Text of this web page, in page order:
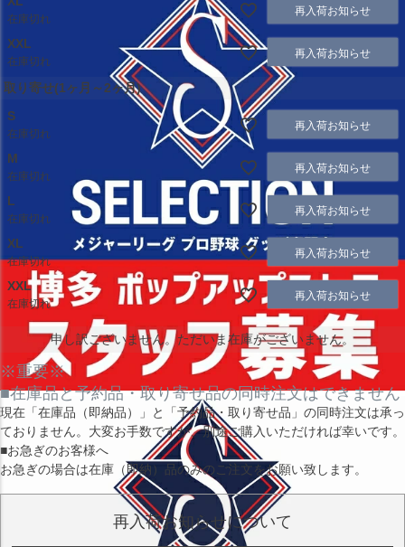
在庫切れ
再入荷お知らせ
XXL
在庫切れ
再入荷お知らせ
取り寄せ(1ヶ月～2ヶ月)
S
在庫切れ
再入荷お知らせ
M
在庫切れ
再入荷お知らせ
L
在庫切れ
再入荷お知らせ
XL
在庫切れ
再入荷お知らせ
XXL
在庫切れ
再入荷お知らせ
申し訳ございません。ただいま在庫がございません。
※重要※
■在庫品と予約品・取り寄せ品の同時注文はできません
現在 「在庫品（即納品）」 と 「予約品・取り寄せ品」 の同時注文は承っ
ておりません。大変お手数ですが、別途ご購入いただければ幸いです。
■お急ぎのお客様へ
お急ぎの場合は在庫（即納）品のみのご注文をお願い致します。
再入荷お知らせについて